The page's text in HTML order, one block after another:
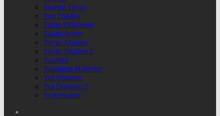
Sinema Detay
Son Dakika
Takip Ettiklerim
Takipçilerim
Yayın Akışları
Yayın Akışları 2
Yazarlar
Yazdığım Haberler
Yol Durumu
Yol Durumu 2
Yorumlarım